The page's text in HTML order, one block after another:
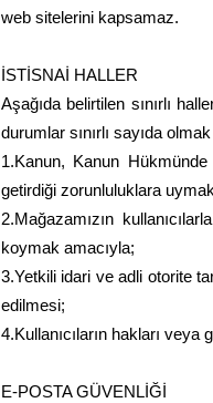
web sitelerini kapsamaz.
İSTİSNAİ HALLER
Aşağıda belirtilen sınırlı
durumlar sınırlı sayıda
1.Kanun, Kanun
getirdiği zorunluluklara
2.Mağazamızın
koymak amacıyla;
3.Yetkili idari ve adli otorite
edilmesi;
4.Kullanıcıların hakları
E-POSTA GÜVENLİĞİ